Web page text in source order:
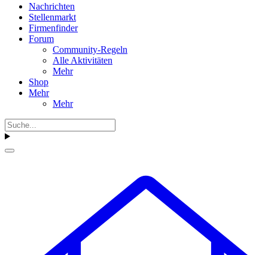
Nachrichten
Stellenmarkt
Firmenfinder
Forum
Community-Regeln
Alle Aktivitäten
Mehr
Shop
Mehr
Mehr